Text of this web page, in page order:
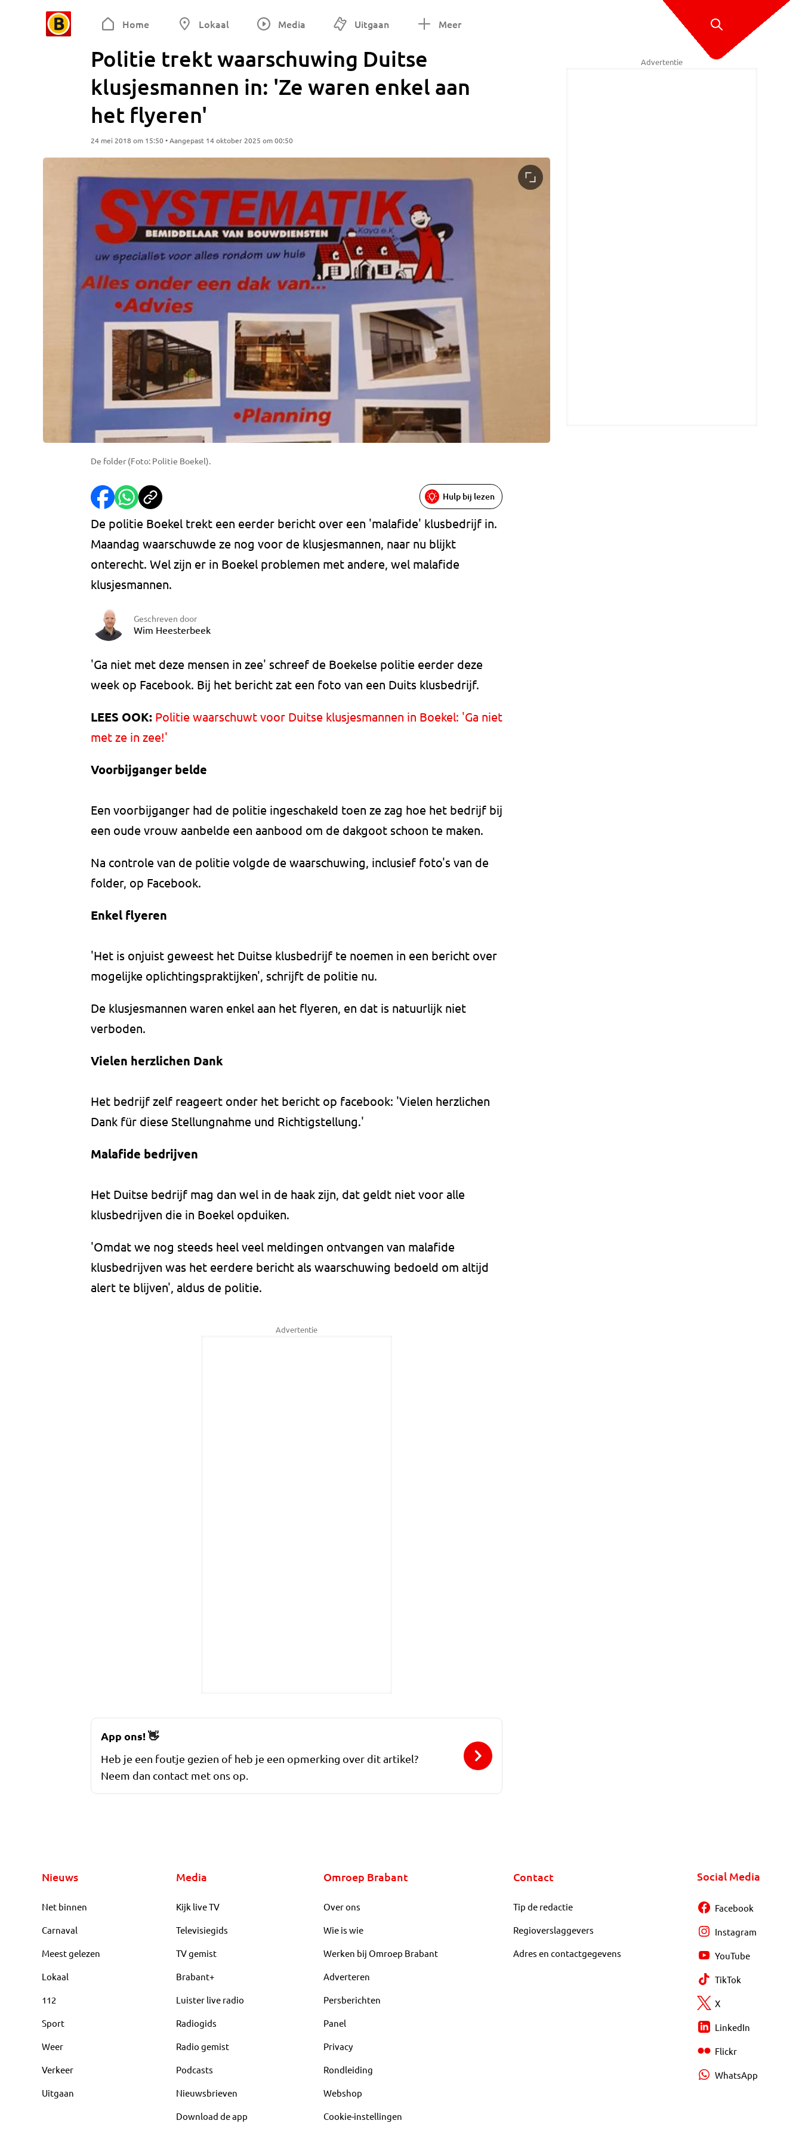
Home Lokaal Media Uitgaan Meer
Politie trekt waarschuwing Duitse
klusjesmannen in: 'Ze waren enkel aan
het flyeren'
24 mei 2018 om 15:50 • Aangepast 14 oktober 2025 om 00:50
De folder (Foto: Politie Boekel).
Hulp bij lezen
De politie Boekel trekt een eerder bericht over een 'malafide' klusbedrijf in.
Maandag waarschuwde ze nog voor de klusjesmannen, naar nu blijkt
onterecht. Wel zijn er in Boekel problemen met andere, wel malafide
klusjesmannen.
Geschreven door
Wim Heesterbeek
'Ga niet met deze mensen in zee' schreef de Boekelse politie eerder deze
week op Facebook. Bij het bericht zat een foto van een Duits klusbedrijf.
LEES OOK: Politie waarschuwt voor Duitse klusjesmannen in Boekel: 'Ga niet
met ze in zee!'
Voorbijganger belde
Een voorbijganger had de politie ingeschakeld toen ze zag hoe het bedrijf bij
een oude vrouw aanbelde een aanbood om de dakgoot schoon te maken.
Na controle van de politie volgde de waarschuwing, inclusief foto's van de
folder, op Facebook.
Enkel flyeren
'Het is onjuist geweest het Duitse klusbedrijf te noemen in een bericht over
mogelijke oplichtingspraktijken', schrijft de politie nu.
De klusjesmannen waren enkel aan het flyeren, en dat is natuurlijk niet
verboden.
Vielen herzlichen Dank
Het bedrijf zelf reageert onder het bericht op facebook: 'Vielen herzlichen
Dank für diese Stellungnahme und Richtigstellung.'
Malafide bedrijven
Het Duitse bedrijf mag dan wel in de haak zijn, dat geldt niet voor alle
klusbedrijven die in Boekel opduiken.
'Omdat we nog steeds heel veel meldingen ontvangen van malafide
klusbedrijven was het eerdere bericht als waarschuwing bedoeld om altijd
alert te blijven', aldus de politie.
Advertentie
Advertentie
App ons!👋
Heb je een foutje gezien of heb je een opmerking over dit artikel?
Neem dan contact met ons op.
Nieuws
Net binnen
Carnaval
Meest gelezen
Lokaal
112
Sport
Weer
Verkeer
Uitgaan
Media
Kijk live TV
Televisiegids
TV gemist
Brabant+
Luister live radio
Radiogids
Radio gemist
Podcasts
Nieuwsbrieven
Download de app
Omroep Brabant
Over ons
Wie is wie
Werken bij Omroep Brabant
Adverteren
Persberichten
Panel
Privacy
Rondleiding
Webshop
Cookie-instellingen
Contact
Tip de redactie
Regioverslaggevers
Adres en contactgegevens
Social Media
Facebook
Instagram
YouTube
TikTok
X
LinkedIn
Flickr
WhatsApp